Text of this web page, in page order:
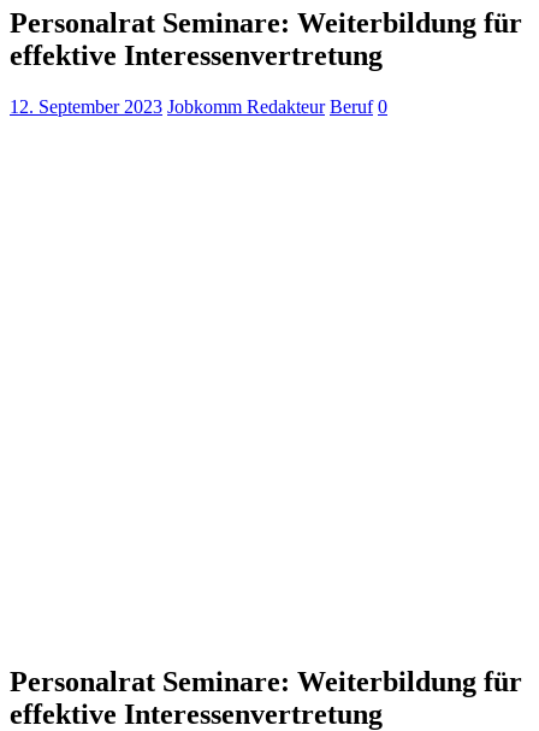
Personalrat Seminare: Weiterbildung für
effektive Interessenvertretung
12. September 2023 Jobkomm Redakteur Beruf 0
Personalrat Seminare: Weiterbildung für
effektive Interessenvertretung